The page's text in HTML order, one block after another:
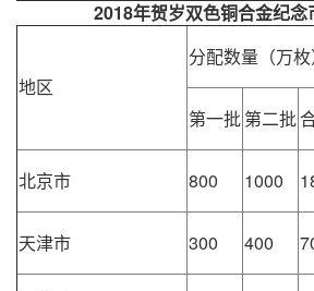
2018年贺岁双色铜合金纪念
地区
分配数量（万枚
第一批第二批
北京市 800 1000
天津市 300 400